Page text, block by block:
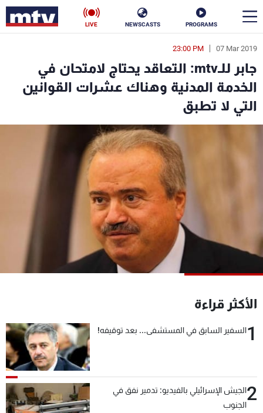
PROGRAMS
NEWSCASTS
LIVE
07 Mar 2019
23:00 PM
جابر للـmtv: التعاقد يحتاج لامتحان في
الخدمة المدنية وهناك عشرات القوانين
التي لا تطبق
الأكثر قراءة
1السفير السابق في المستشفى... بعد توقيفه!
2الجيش الإسرائيلي بالفيديو: تدمير نفق في
الجنوب
en
الأخبار
سياسة
فن
رياضة
كأس العالم
البرامج
شاهد البرامج
عن MTV
الإنـتـاج
وظائف
شروط الإسـتخدام
سياسة الخصوصية